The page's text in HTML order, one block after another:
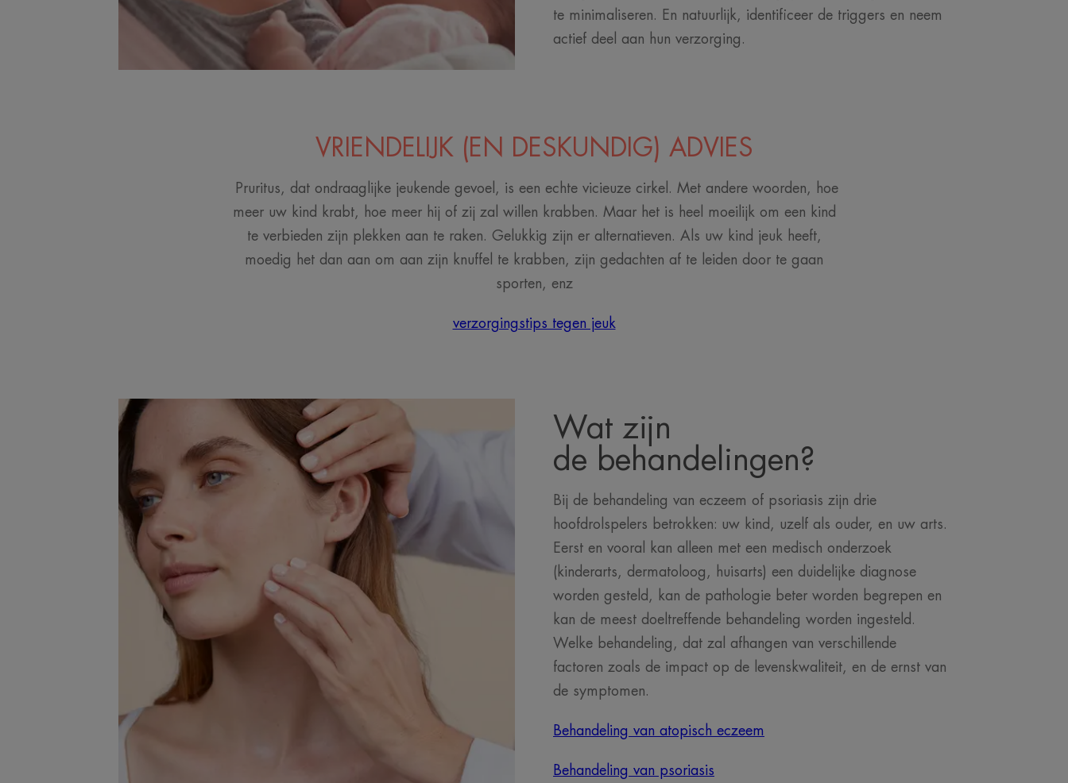
te minimaliseren. En natuurlijk, identificeer de triggers en neem
actief deel aan hun verzorging.
VRIENDELIJK (EN DESKUNDIG) ADVIES
Pruritus, dat ondraaglijke jeukende gevoel, is een echte vicieuze cirkel. Met andere woorden, hoe
meer uw kind krabt, hoe meer hij of zij zal willen krabben. Maar het is heel moeilijk om een kind
te verbieden zijn plekken aan te raken. Gelukkig zijn er alternatieven. Als uw kind jeuk heeft,
moedig het dan aan om aan zijn knuffel te krabben, zijn gedachten af te leiden door te gaan
sporten, enz
verzorgingstips tegen jeuk
Wat zijn
de behandelingen?
Bij de behandeling van eczeem of psoriasis zijn drie
hoofdrolspelers betrokken: uw kind, uzelf als ouder, en uw arts.
Eerst en vooral kan alleen met een medisch onderzoek
(kinderarts, dermatoloog, huisarts) een duidelijke diagnose
worden gesteld, kan de pathologie beter worden begrepen en
kan de meest doeltreffende behandeling worden ingesteld.
Welke behandeling, dat zal afhangen van verschillende
factoren zoals de impact op de levenskwaliteit, en de ernst van
de symptomen.
Behandeling van atopisch eczeem
Behandeling van psoriasis